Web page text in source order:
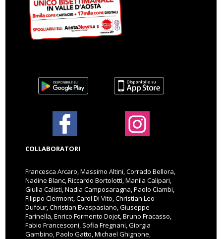
COLLABORATORI
Francesca Arcaro, Massimo Altini, Corrado Bellora,
Nadine Blanc, Riccardo Bortolotti, Manila Calipari,
Giulia Calisti, Nadia Camposaragna, Paolo Ciambi,
Filippo Clermont, Carol Di Vito, Christian Leo
Dufour, Christian Evaspasiano, Giuseppe
Farinella, Enrico Formento Dojot, Bruno Fracasso,
Fabio Francesconi, Sofia Fregnani, Giorgia
Gambino, Paolo Gatto, Michael Ghignone,